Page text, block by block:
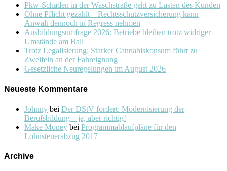
Pkw-Schaden in der Waschstraße geht zu Lasten des Kunden
Ohne Pflicht gezahlt – Rechtsschutzversicherung kann
Anwalt dennoch in Regress nehmen
Ausbildungsumfrage 2026: Betriebe bleiben trotz widriger
Umstände am Ball
Trotz Legalisierung: Starker Cannabiskonsum führt zu
Zweifeln an der Fahreignung
Gesetzliche Neuregelungen im August 2026
Neueste Kommentare
Johnny bei Der DStV fordert: Modernisierung der
Berufsbildung – ja, aber richtig!
Make Money bei Programmablaufpläne für den
Lohnsteuerabzug 2017
Archive